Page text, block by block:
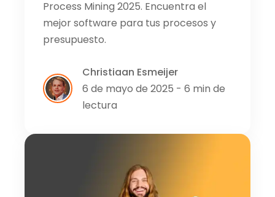
Process Mining 2025. Encuentra el
mejor software para tus procesos y
presupuesto.
Christiaan Esmeijer
6 de mayo de 2025 - 6 min de
lectura